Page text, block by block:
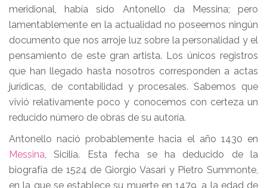
meridional, había sido Antonello da Messina; pero
lamentablemente en la actualidad no poseemos ningún
documento que nos arroje luz sobre la personalidad y el
pensamiento de este gran artista. Los únicos registros
que han llegado hasta nosotros corresponden a actas
jurídicas, de contabilidad y procesales. Sabemos que
vivió relativamente poco y conocemos con certeza un
reducido número de obras de su autoría.
Antonello nació probablemente hacia el año 1430 en
Messina, Sicilia. Esta fecha se ha deducido de la
biografía de 1524 de Giorgio Vasari y Pietro Summonte,
en la que se establece su muerte en 1479, a la edad de